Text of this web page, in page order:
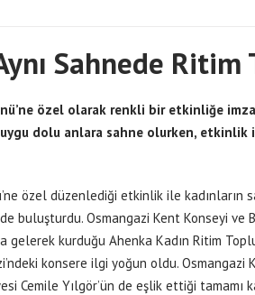
Sahnede
özel olarak renkli bir etkinliğe
dolu anlara sahne olurken,
özel düzenlediği etkinlik ile
buluşturdu. Osmangazi Kent Konseyi ve
gelerek kurduğu Ahenka Kadın Ritim
konsere ilgi yoğun oldu. Osmangazi
Cemile Yılgör’ün de eşlik ettiği tamamı